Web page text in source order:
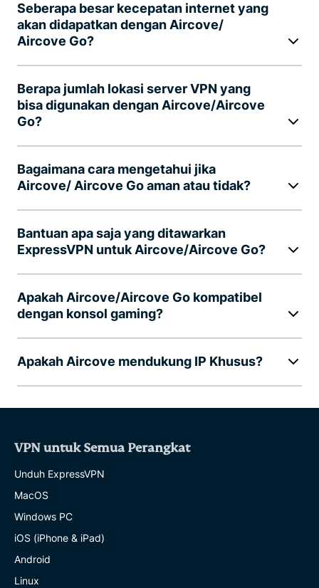
Seberapa besar kecepatan internet yang
akan didapatkan dengan Aircove/
Aircove Go?
Berapa jumlah lokasi server VPN yang
bisa digunakan dengan Aircove/Aircove
Go?
Bagaimana cara mengetahui jika
Aircove/ Aircove Go aman atau tidak?
Bantuan apa saja yang ditawarkan
ExpressVPN untuk Aircove/Aircove Go?
Apakah Aircove/Aircove Go kompatibel
dengan konsol gaming?
Apakah Aircove mendukung IP Khusus?
VPN untuk Semua Perangkat
Unduh ExpressVPN
MacOS
Windows PC
iOS (iPhone & iPad)
Android
Linux